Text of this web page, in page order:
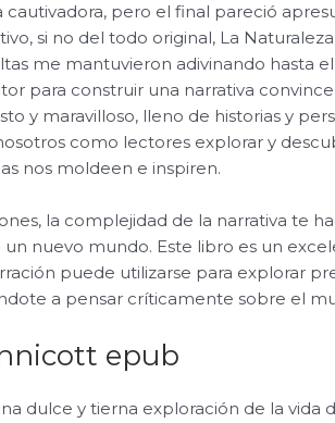
cautivadora, pero el final pareció
si no del todo original, La
me mantuvieron adivinando hasta
para construir una narrativa
y maravilloso, lleno de historias y
como lectores explorar y
nos moldeen e inspiren.
la complejidad de la narrativa te
nuevo mundo. Este libro es un
puede utilizarse para explorar
a pensar críticamente sobre el
epub
dulce y tierna exploración de la vida